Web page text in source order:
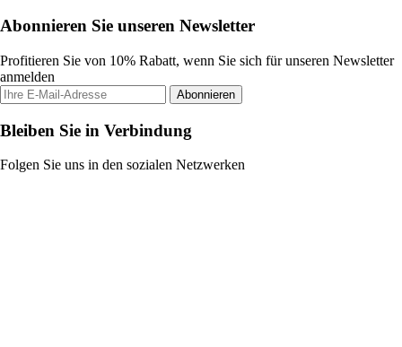
Abonnieren Sie unseren Newsletter
Profitieren Sie von 10% Rabatt, wenn Sie sich für unseren Newsletter
anmelden
Abonnieren
Bleiben Sie in Verbindung
Folgen Sie uns in den sozialen Netzwerken